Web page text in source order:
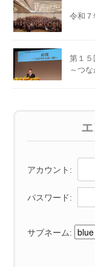
令和
第１
～つ
アカウント:
パスワード:
サブネーム: